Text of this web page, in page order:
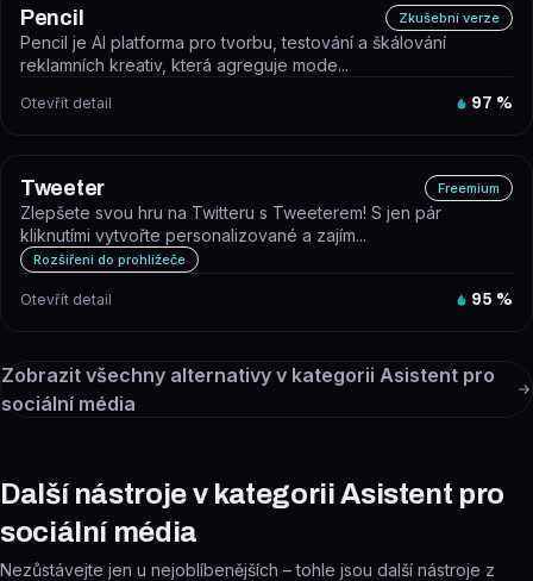
Pencil Zkušební verze
Pencil je AI platforma pro tvorbu, testování a škálování
reklamních kreativ, která agreguje mode...
Otevřít detail 97 %
Tweeter Freemium
Zlepšete svou hru na Twitteru s Tweeterem! S jen pár
kliknutími vytvořte personalizované a zajím...
Rozšíření do prohlížeče
Otevřít detail 95 %
Zobrazit všechny alternativy v kategorii Asistent pro
sociální média
Další nástroje v kategorii Asistent pro
sociální média
Nezůstávejte jen u nejoblíbenějších – tohle jsou další nástroje z